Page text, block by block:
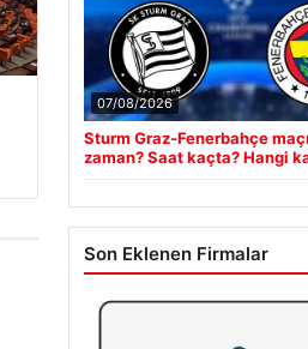
07/08/2026
Sturm Graz-Fenerbahçe
zaman? Saat kaçta? Hangi
Son Eklenen Firmalar